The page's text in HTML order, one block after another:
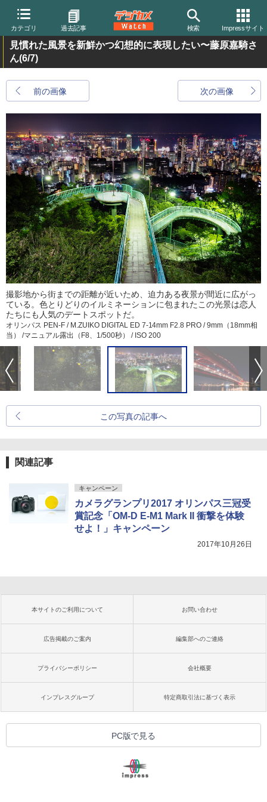
カテゴリ 過去記事 検索 Impressサイト
見慣れた風景を新鮮かつ幻想的に表現したい〜藤原嘉騎さ
ん(6/7)
前の画像 次の画像
撮影地から街までの距離が近いため、迫力ある夜景が間近に広がっ
ている。色とりどりのイルミネーションに包まれたこの光景は恋人
たちにも人気のデートスポットだ。
オリンパス PEN-F / M.ZUIKO DIGITAL ED 7-14mm F2.8 PRO / 9mm（18mm相
当） /マニュアル露出（F8、1/500秒） / ISO 200
この写真の記事へ
関連記事
キャンペーン
カメラグランプリ2017 オリンパス三冠受
賞記念「OM-D E-M1 Mark II 衝撃を体験
せよ！」キャンペーン
2017年10月26日
本サイトのご利用について お問い合わせ
広告掲載のご案内 編集部へのご連絡
プライバシーポリシー 会社概要
インプレスグループ 特定商取引法に基づく表示
PC版で見る